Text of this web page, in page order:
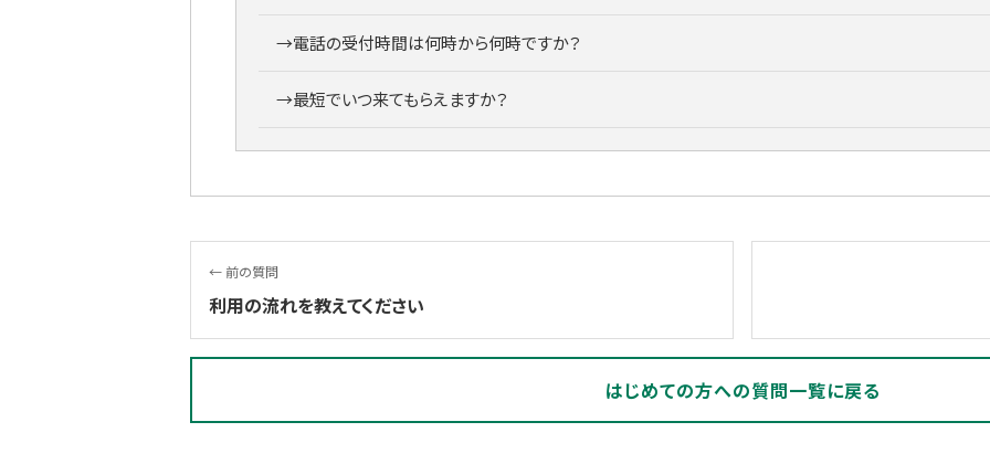
→電話の受付時間は何時から何時ですか？
→最短でいつ来てもらえますか？
← 前の質問
利用の流れを教えてください
はじめての方への質問一覧に戻る